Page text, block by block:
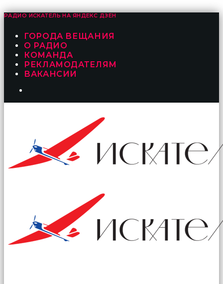
РАДИО ИСКАТЕЛЬ НА ЯНДЕКС ДЗЕН
ГОРОДА ВЕЩАНИЯ
О РАДИО
КОМАНДА
РЕКЛАМОДАТЕЛЯМ
ВАКАНСИИ